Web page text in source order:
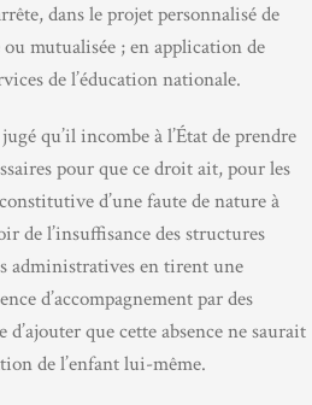
dans le projet personnalisé de
mutualisée ; en application de
de l’éducation nationale.
qu’il incombe à l’État de prendre
pour que ce droit ait, pour les
d’une faute de nature à
de l’insuffisance des structures
administratives en tirent une
d’accompagnement par des
que cette absence ne saurait
de l’enfant lui-même.